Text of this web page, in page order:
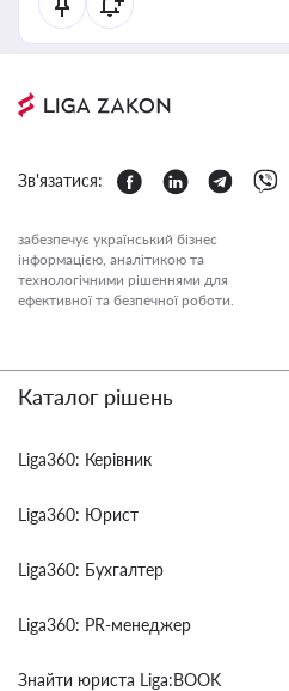
Зв'язатися:
забезпечує український бізнес
інформацією, аналітикою та
технологічними рішеннями для
ефективної та безпечної роботи.
Каталог рішень
Liga360: Керівник
Liga360: Юрист
Liga360: Бухгалтер
Liga360: PR-менеджер
Знайти юриста Liga:BOOK